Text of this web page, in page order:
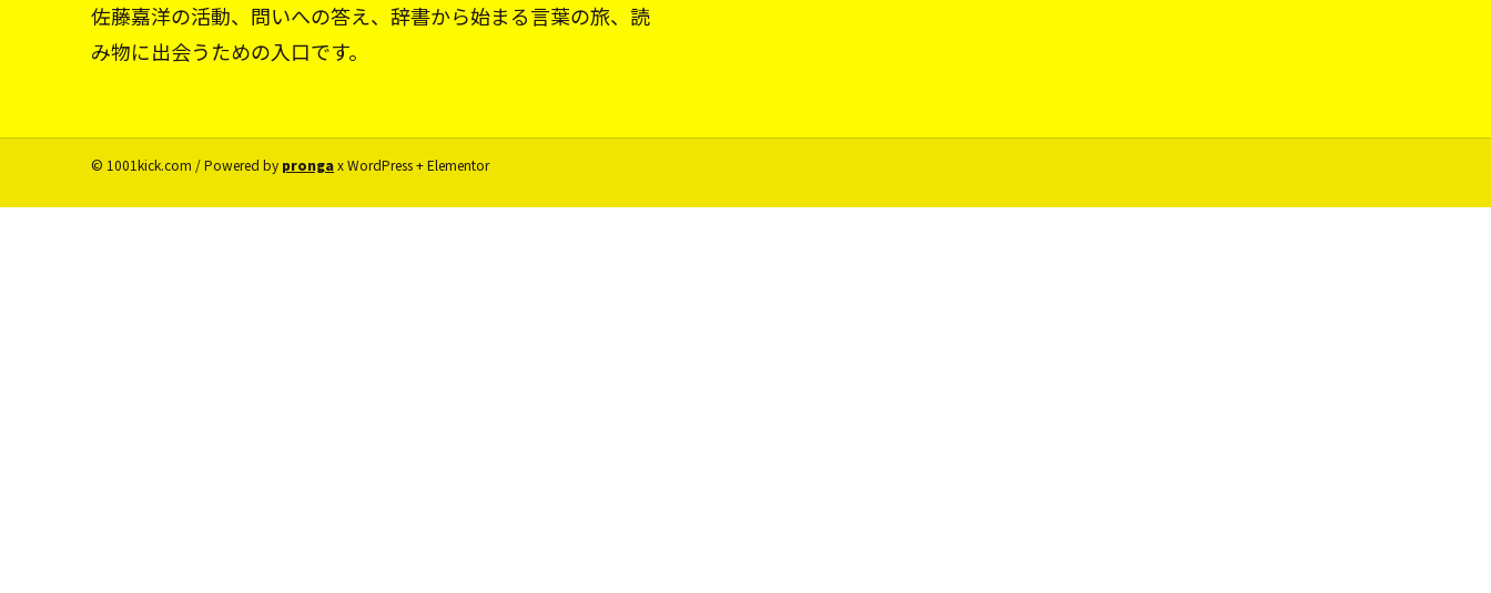
佐藤嘉洋の活動、問いへの答え、辞書から始まる言葉の旅、読
み物に出会うための入口です。
© 1001kick.com / Powered by prongax WordPress + Elementor